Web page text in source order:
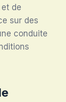
de
sur des
conduite